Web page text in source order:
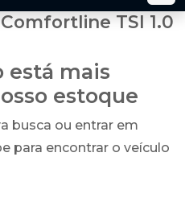
TSI 1.0
está mais
estoque
busca ou entrar em
para encontrar o veículo